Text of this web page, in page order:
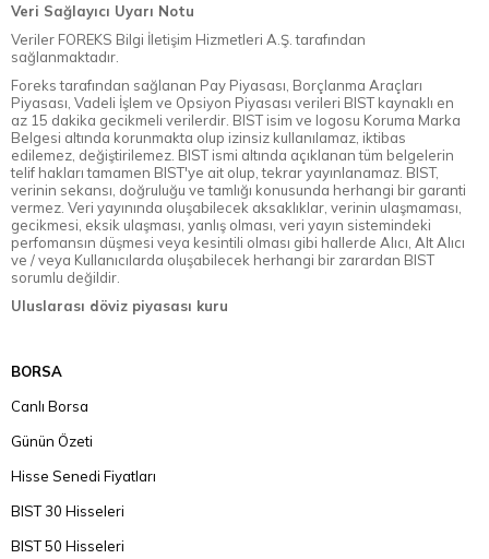
Veri Sağlayıcı Uyarı Notu
Veriler FOREKS Bilgi İletişim Hizmetleri A.Ş. tarafından
sağlanmaktadır.
Foreks tarafından sağlanan Pay Piyasası, Borçlanma Araçları
Piyasası, Vadeli İşlem ve Opsiyon Piyasası verileri BIST kaynaklı en
az 15 dakika gecikmeli verilerdir. BIST isim ve logosu Koruma Marka
Belgesi altında korunmakta olup izinsiz kullanılamaz, iktibas
edilemez, değiştirilemez. BIST ismi altında açıklanan tüm belgelerin
telif hakları tamamen BIST'ye ait olup, tekrar yayınlanamaz. BIST,
verinin sekansı, doğruluğu ve tamlığı konusunda herhangi bir garanti
vermez. Veri yayınında oluşabilecek aksaklıklar, verinin ulaşmaması,
gecikmesi, eksik ulaşması, yanlış olması, veri yayın sistemindeki
perfomansın düşmesi veya kesintili olması gibi hallerde Alıcı, Alt Alıcı
ve / veya Kullanıcılarda oluşabilecek herhangi bir zarardan BIST
sorumlu değildir.
Uluslarası döviz piyasası kuru
BORSA
Canlı Borsa
Günün Özeti
Hisse Senedi Fiyatları
BIST 30 Hisseleri
BIST 50 Hisseleri